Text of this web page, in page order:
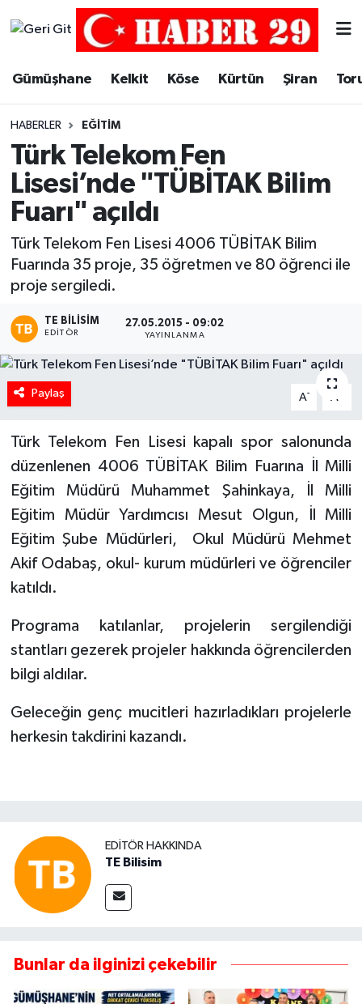
Gümüşhane Kelkit Köse Kürtün Şiran
HABERLER EĞITIM
Türk Telekom Fen
Lisesi’nde "TÜBİTAK Bilim
Fuarı" açıldı
Türk Telekom Fen Lisesi 4006 TÜBİTAK Bilim
Fuarında 35 proje, 35 öğretmen ve 80 öğrenci ile
proje sergiledi.
TE BILISIM
EDITÖR
27.05.2015 - 09:02
YAYINLANMA
Paylaş A- A
Türk Telekom Fen Lisesi kapalı spor salonunda
düzenlenen 4006 TÜBİTAK Bilim Fuarına İl Milli
Eğitim Müdürü Muhammet Şahinkaya, İl Milli
Eğitim Müdür Yardımcısı Mesut Olgun, İl Milli
Eğitim Şube Müdürleri, Okul Müdürü Mehmet
Akif Odabaş, okul- kurum müdürleri ve öğrenciler
katıldı.
Programa katılanlar, projelerin sergilendiği
stantları gezerek projeler hakkında öğrencilerden
bilgi aldılar.
Geleceğin genç mucitleri hazırladıkları projelerle
herkesin takdirini kazandı.
EDITÖR HAKKINDA
TE Bilisim
Bunlar da ilginizi çekebilir
Merkez Trafik Yoğunluk Haritası
Süper Lig Puan Durumu ve Fikstür
Tüm Manşetler
Son Dakika Haberleri
Haber Arşivi